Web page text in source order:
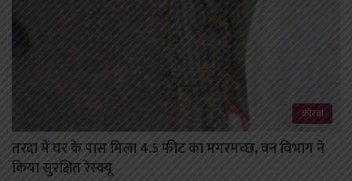
कोरबा
तरदा में घर के पास मिला 4.5 फीट का मगरमच्छ, वन विभाग ने
किया सुरक्षित रेस्क्यू